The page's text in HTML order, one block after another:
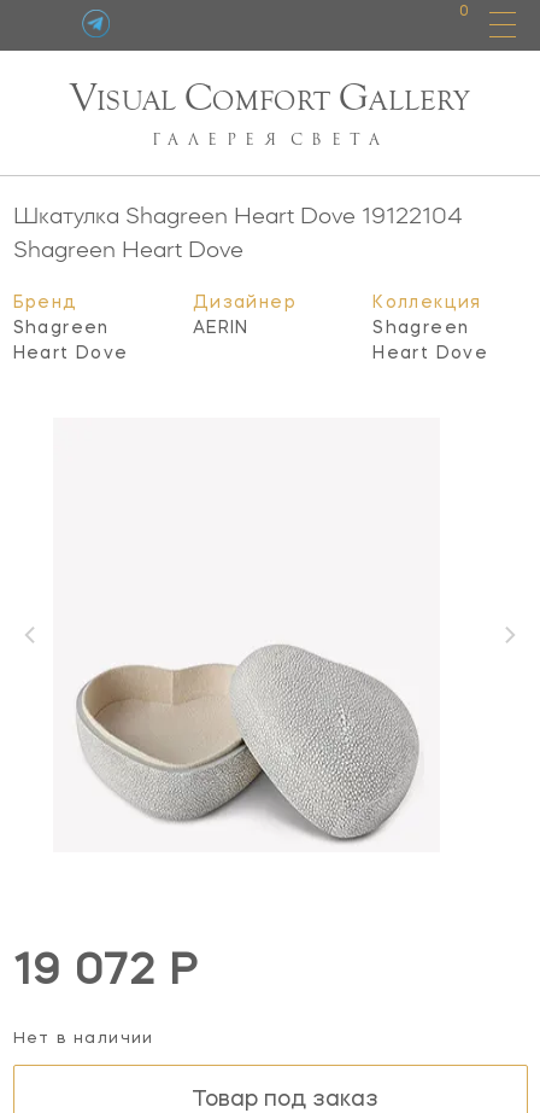
0
VISUAL COMFORT GALLERY
ГАЛЕРЕЯ СВЕТА
Шкатулка Shagreen Heart Dove 19122104
Shagreen Heart Dove
Бренд
Shagreen
Heart Dove
Дизайнер
AERIN
Коллекция
Shagreen
Heart Dove
19 072 Р
Нет в наличии
Товар под заказ